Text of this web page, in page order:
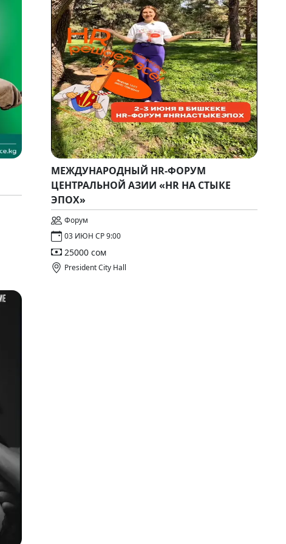
МЕЖДУНАРОДНЫЙ HR-ФОРУМ
ЦЕНТРАЛЬНОЙ АЗИИ «HR НА СТЫКЕ
ЭПОХ»
Форум
03 ИЮН СР 9:00
25000 сом
President City Hall